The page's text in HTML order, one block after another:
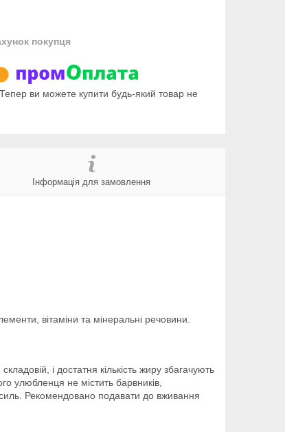
покупця
ви можете купити будь-який товар не
Інформація для замовлення
вітаміни та мінеральні речовини.
і достатня кількість жиру збагачують
улюбленця не містить барвників,
Рекомендовано подавати до вживання